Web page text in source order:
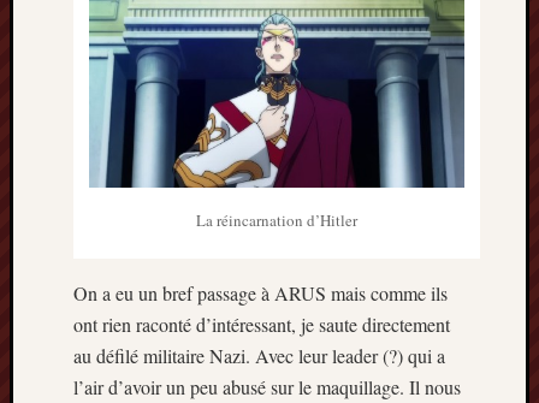
La réincarnation d’Hitler
On a eu un bref passage à ARUS mais comme ils
ont rien raconté d’intéressant, je saute directement
au défilé militaire Nazi. Avec leur leader (?) qui a
l’air d’avoir un peu abusé sur le maquillage. Il nous